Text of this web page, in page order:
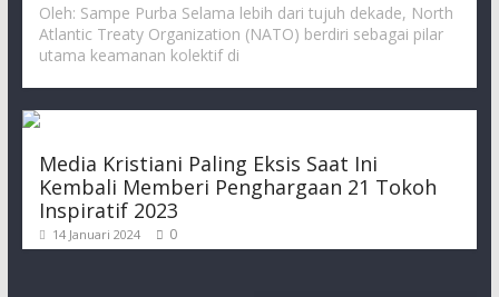
Oleh: Sampe Purba Selama lebih dari tujuh dekade, North
Atlantic Treaty Organization (NATO) berdiri sebagai pilar
utama keamanan kolektif di
Media Kristiani Paling Eksis Saat Ini
Kembali Memberi Penghargaan 21 Tokoh
Inspiratif 2023
14 Januari 2024 0